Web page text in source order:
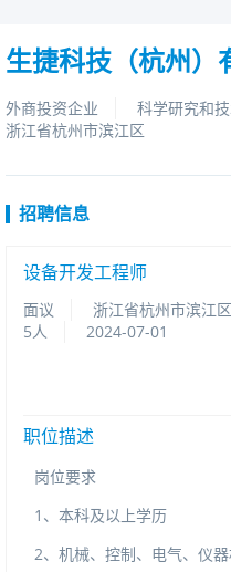
生捷科技（杭州）
外商投资企业 科学研究和
浙江省杭州市滨江区
招聘信息
设备开发工程师
面议 浙江省杭州市滨江区
5人
2024-07-01
职位描述
岗位要求
1、本科及以上学历
2、机械、控制、电气、仪